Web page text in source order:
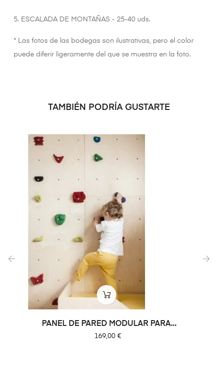
5. ESCALADA DE MONTAÑAS - 25-40 uds.
* Las fotos de las bodegas son ilustrativas, pero el color
puede diferir ligeramente del que se muestra en la foto.
TAMBIÉN PODRÍA GUSTARTE
PANEL DE PARED MODULAR PARA...
Precio
169,00 €